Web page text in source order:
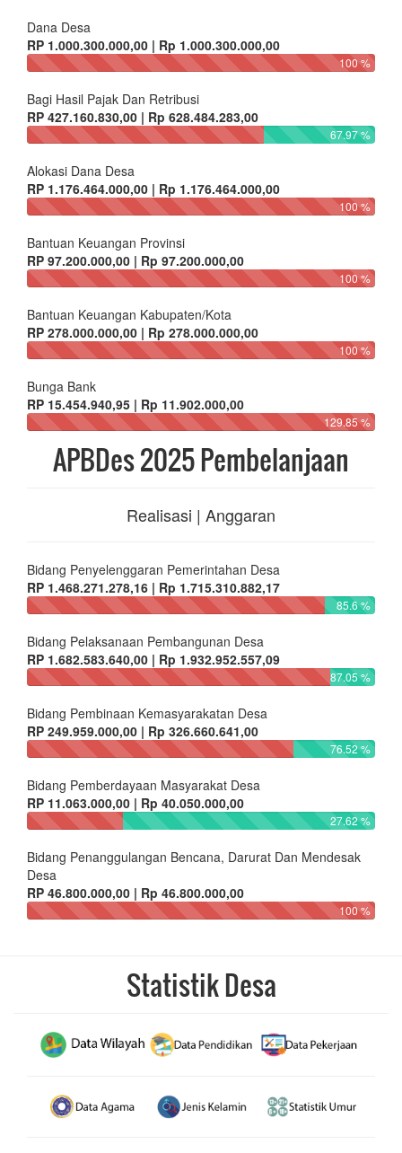
Dana Desa
RP 1.000.300.000,00 | Rp 1.000.300.000,00
100 %
Bagi Hasil Pajak Dan Retribusi
RP 427.160.830,00 | Rp 628.484.283,00
67.97 %
Alokasi Dana Desa
RP 1.176.464.000,00 | Rp 1.176.464.000,00
100 %
Bantuan Keuangan Provinsi
RP 97.200.000,00 | Rp 97.200.000,00
100 %
Bantuan Keuangan Kabupaten/Kota
RP 278.000.000,00 | Rp 278.000.000,00
100 %
Bunga Bank
RP 15.454.940,95 | Rp 11.902.000,00
129.85 %
APBDes 2025 Pembelanjaan
Realisasi | Anggaran
Bidang Penyelenggaran Pemerintahan Desa
RP 1.468.271.278,16 | Rp 1.715.310.882,17
85.6 %
Bidang Pelaksanaan Pembangunan Desa
RP 1.682.583.640,00 | Rp 1.932.952.557,09
87.05 %
Bidang Pembinaan Kemasyarakatan Desa
RP 249.959.000,00 | Rp 326.660.641,00
76.52 %
Bidang Pemberdayaan Masyarakat Desa
RP 11.063.000,00 | Rp 40.050.000,00
27.62 %
Bidang Penanggulangan Bencana, Darurat Dan Mendesak
Desa
RP 46.800.000,00 | Rp 46.800.000,00
100 %
Statistik Desa